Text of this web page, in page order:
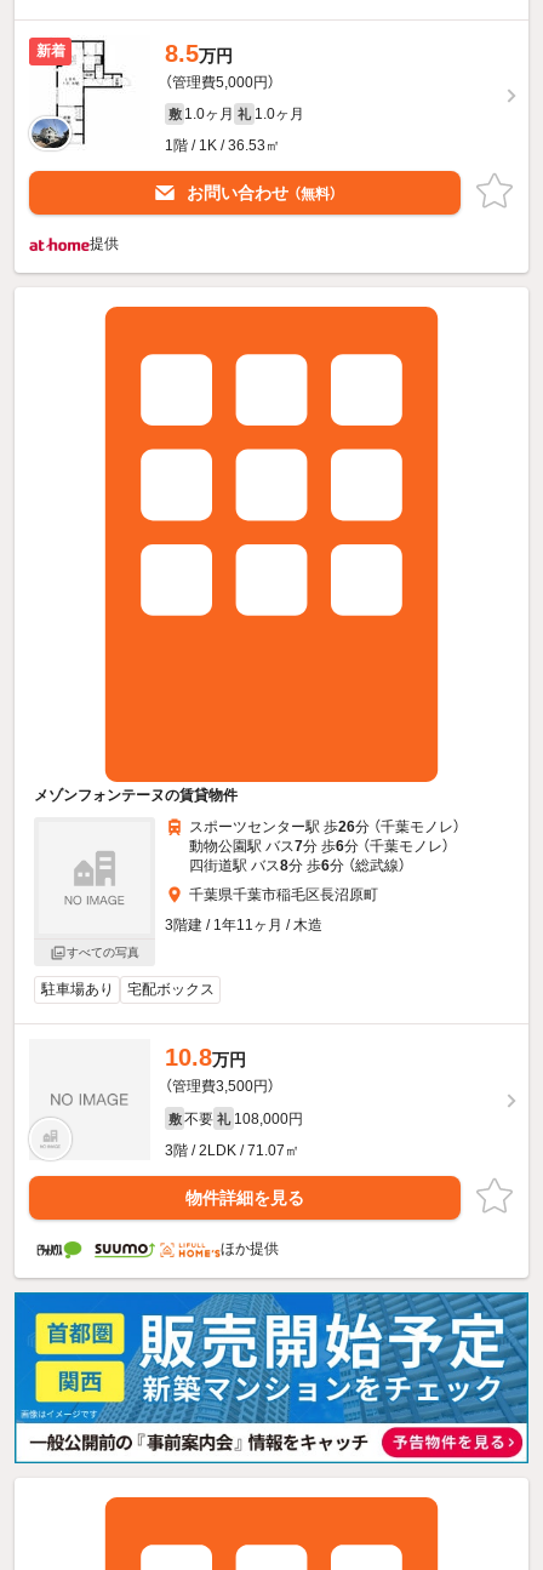
新着 8.5万円
（管理費5,000円）
敷 1.0ヶ月 礼 1.0ヶ月
1階 / 1K / 36.53㎡
お問い合わせ （無料）
提供
メゾンフォンテーヌの賃貸物件
すべての写真
スポーツセンター駅 歩26分 （千葉モノレ）
動物公園駅 バス7分 歩6分 （千葉モノレ）
四街道駅 バス8分 歩6分 （総武線）
千葉県千葉市稲毛区長沼原町
3階建 / 1年11ヶ月 / 木造
駐車場あり 宅配ボックス
10.8万円
（管理費3,500円）
敷 不要 礼 108,000円
3階 / 2LDK / 71.07㎡
物件詳細を見る
ほか提供